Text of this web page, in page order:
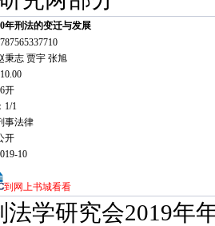
年刑法的变迁与发展
秉志 贾宇 张旭
开
1/1
事法律
开
10
到网上书城看看
法学研究会2019年